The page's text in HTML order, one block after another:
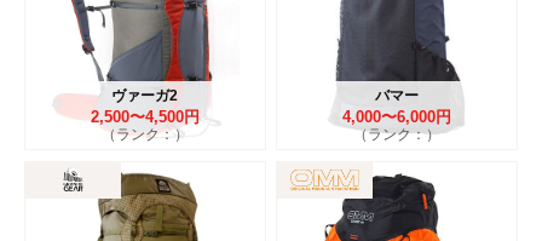
ヴァーガ2
2,500〜4,500円
（ランク：）
バマー
4,000〜6,000円
（ランク：）